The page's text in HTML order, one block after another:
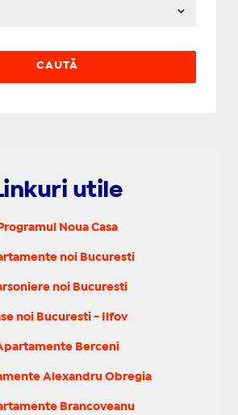
utile
Programul Noua Casa
noi Bucuresti
noi Bucuresti
noi Bucuresti - Ilfov
Berceni
Alexandru Obregia
Brancoveanu